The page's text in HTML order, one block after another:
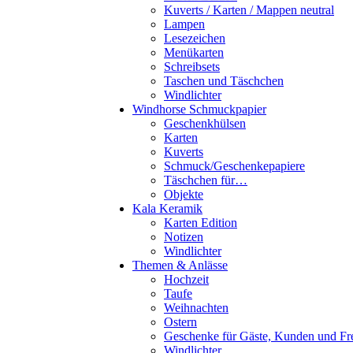
Kuverts / Karten / Mappen neutral
Lampen
Lesezeichen
Menükarten
Schreibsets
Taschen und Täschchen
Windlichter
Windhorse Schmuckpapier
Geschenkhülsen
Karten
Kuverts
Schmuck/Geschenkepapiere
Täschchen für…
Objekte
Kala Keramik
Karten Edition
Notizen
Windlichter
Themen & Anlässe
Hochzeit
Taufe
Weihnachten
Ostern
Geschenke für Gäste, Kunden und
Windlichter